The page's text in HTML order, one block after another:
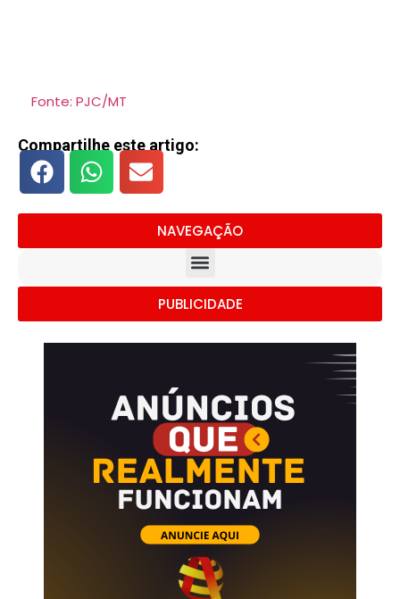
Fonte: PJC/MT
Compartilhe este artigo:
NAVEGAÇÃO
PUBLICIDADE